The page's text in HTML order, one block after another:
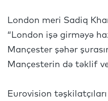
London meri Sadiq
“London işə girməyə
Mançester şəhər
Mançesterin də təklif
Eurovision